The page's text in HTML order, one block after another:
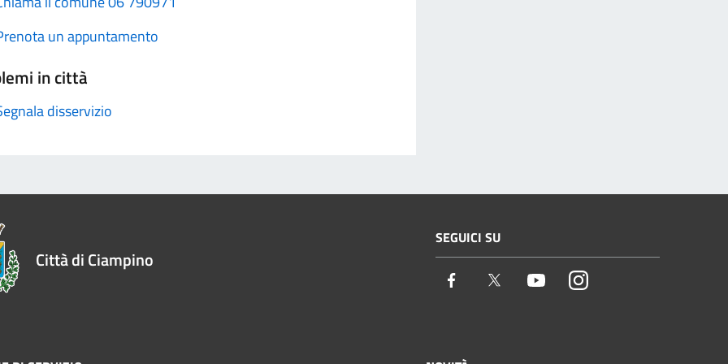
un appuntamento
in città
disservizio
Città di Ciampino
SEGUICI SU
Facebook Twitter YoutubeInstagram